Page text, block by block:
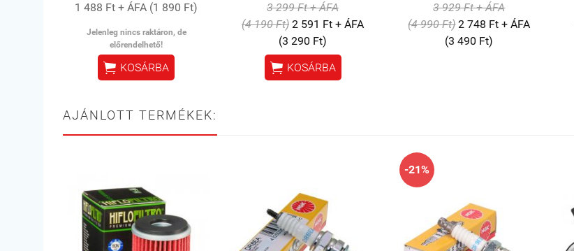
1 488 Ft + ÁFA (1 890 Ft)
Jelenleg nincs raktáron, de
előrendelhető!
 KOSÁRBA
3 299 Ft + ÁFA
(4 190 Ft) 2 591 Ft + ÁFA
(3 290 Ft)
 KOSÁRBA
3 929 Ft + ÁFA
(4 990 Ft) 2 748 Ft + ÁFA
(3 490 Ft)
AJÁNLOTT TERMÉKEK:
-21%